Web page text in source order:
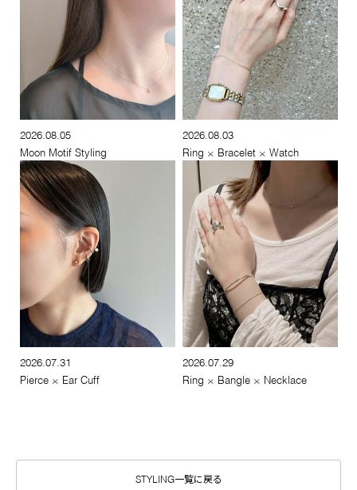
2026.08.05
Moon Motif Styling
2026.08.03
Ring × Bracelet × Watch
2026.07.31
Pierce × Ear Cuff
2026.07.29
Ring × Bangle × Necklace
STYLING一覧に戻る